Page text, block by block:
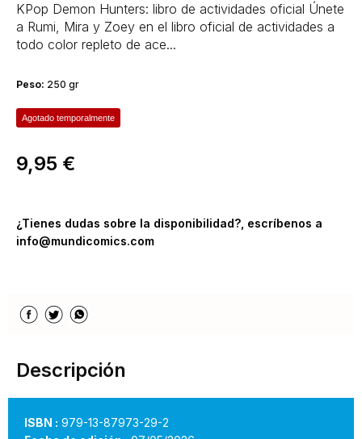
KPop Demon Hunters: libro de actividades oficial Únete
a Rumi, Mira y Zoey en el libro oficial de actividades a
todo color repleto de ace...
Peso: 250 gr
Agotado temporalmente
9,95 €
¿Tienes dudas sobre la disponibilidad?, escríbenos a
info@mundicomics.com
Descripción
ISBN : 979-13-87973-29-2